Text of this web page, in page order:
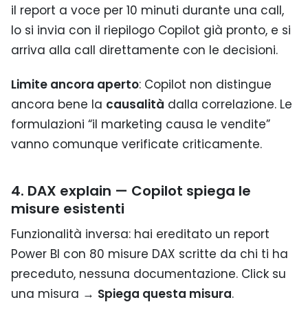
il report a voce per 10 minuti durante una call,
lo si invia con il riepilogo Copilot già pronto, e si
arriva alla call direttamente con le decisioni.
Limite ancora aperto: Copilot non distingue
ancora bene la causalità dalla correlazione. Le
formulazioni “il marketing causa le vendite”
vanno comunque verificate criticamente.
4. DAX explain — Copilot spiega le
misure esistenti
Funzionalità inversa: hai ereditato un report
Power BI con 80 misure DAX scritte da chi ti ha
preceduto, nessuna documentazione. Click su
una misura → Spiega questa misura.